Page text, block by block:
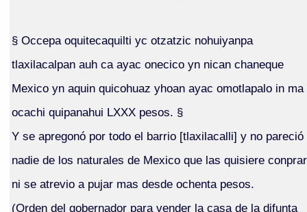
§ Occepa oquitecaquilti yc otzatzic nohuiyanpa
tlaxilacalpan auh ca ayac onecico yn nican chaneque
Mexico yn aquin quicohuaz yhoan ayac omotlapalo in ma
ocachi quipanahui LXXX pesos. §
Y se apregonó por todo el barrio [tlaxilacalli] y no pareció
nadie de los naturales de Mexico que las quisiere conprar
ni se atrevio a pujar mas desde ochenta pesos.
(Orden del gobernador para vender la casa de la difunta